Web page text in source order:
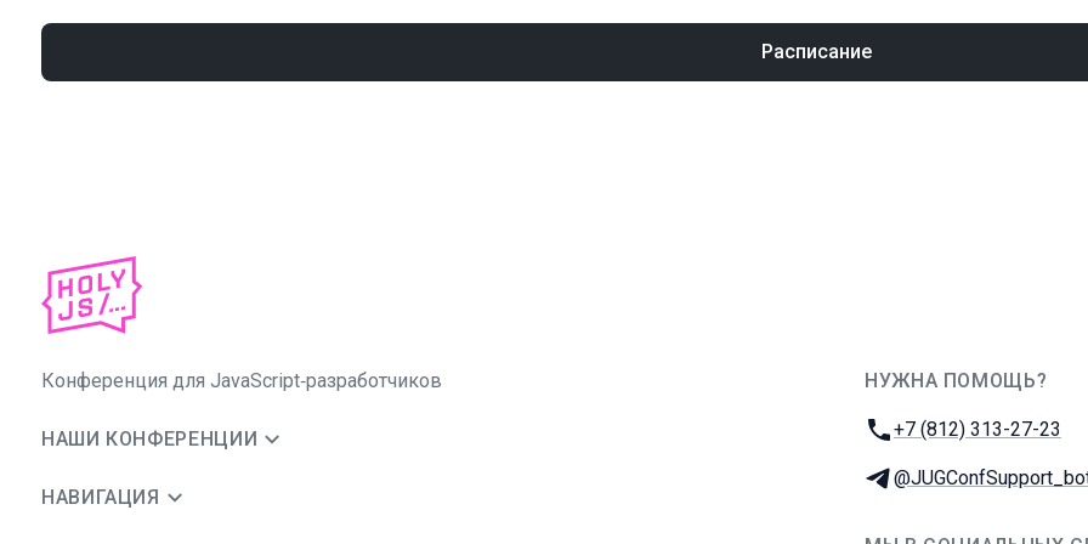
Расписание
Конференция для JavaScript‑разработчиков
НАШИ КОНФЕРЕНЦИИ
НАВИГАЦИЯ
НУЖНА ПОМОЩЬ?
Телефон:
+7 (812) 313-27-23
Телеграм: